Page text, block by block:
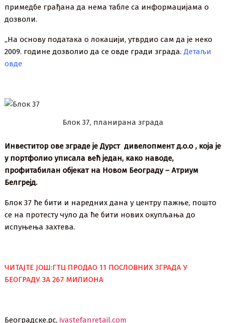
примедбе грађана да нема табле са информацијама о
дозволи.
„На основу података о локацији, утврдио сам да је неко
2009. године дозволио да се овде гради зграда.Детаљи
овде
Блок 37, планирана зграда
Инвеститор ове зграде је Дурст дивелопмент д.о.о , која је
у портфолио уписала већ један, како наводе,
профитабилан објекат на Новом Београду – Атриум
Белгрејд.
Блок 37 ће бити и наредних дана у центру пажње, пошто
се на протесту чуло да ће бити нових окупљања до
испуњења захтева.
ЧИТАЈТЕ ЈОШ:ГТЦ ПРОДАО 11 ПОСЛОВНИХ ЗГРАДА У
БЕОГРАДУ ЗА 267 МИЛИОНА
Београдске.рс,ivastefanretail.com